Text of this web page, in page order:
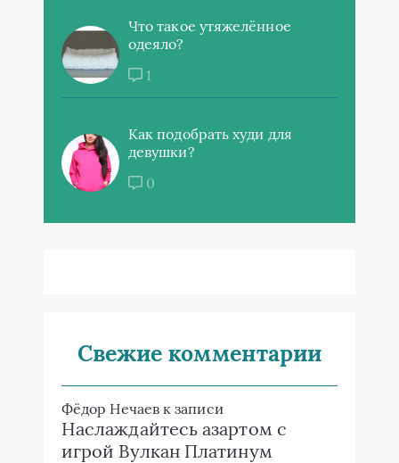
Что такое утяжелённое
одеяло?
1
Как подобрать худи для
девушки?
0
Свежие комментарии
Фёдор Нечаевк записи
Наслаждайтесь азартом с
игрой Вулкан Платинум